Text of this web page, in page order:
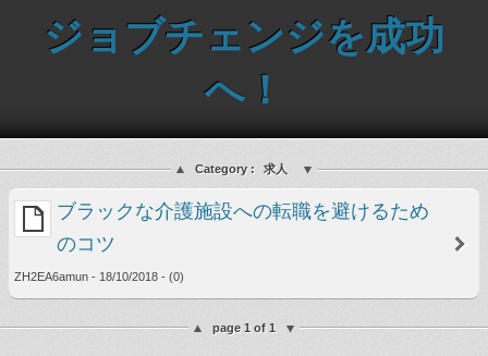
ジョブチェンジを成功
へ！
Category : 求人
ブラックな介護施設への転職を避けるため
のコツ
ZH2EA6amun - 18/10/2018 - (0)
page 1 of 1